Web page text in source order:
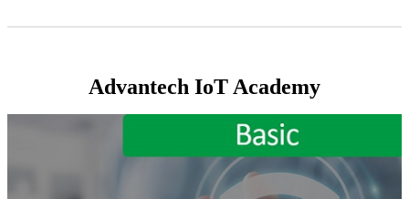
Advantech IoT Academy